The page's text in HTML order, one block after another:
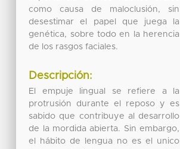
como causa de maloclusión, sin
desestimar el papel que juega la
genética, sobre todo en la herencia
de los rasgos faciales.
Descripción:
El empuje lingual se refiere a la
protrusión durante el reposo y es
sabido que contribuye al desarrollo
de la mordida abierta. Sin embargo,
el hábito de lengua no es el unico